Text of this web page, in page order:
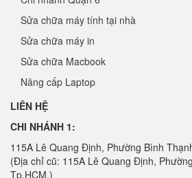
Sửa chữa máy tính tại nhà
Sửa chữa máy in
Sửa chữa Macbook
Nâng cấp Laptop
LIÊN HỆ
CHI NHÁNH 1:
115A Lê Quang Định, Phường Bình
(Địa chỉ cũ: 115A Lê Quang Định,
Tp.HCM.)